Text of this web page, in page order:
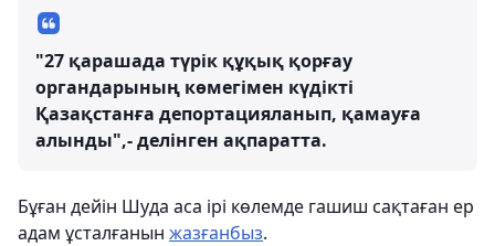
"27 қарашада түрік құқық қорғау
органдарының көмегімен күдікті
Қазақстанға депортацияланып, қамауға
алынды",- делінген ақпаратта.
Бұған дейін Шуда аса ірі көлемде гашиш сақтаған ер
адам ұсталғанын жазғанбыз.